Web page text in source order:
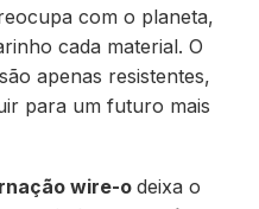
com o planeta,
cada material. O
apenas resistentes,
para um futuro mais
wire-o deixa o